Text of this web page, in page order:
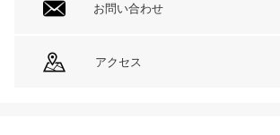
お問い合わせ
アクセス